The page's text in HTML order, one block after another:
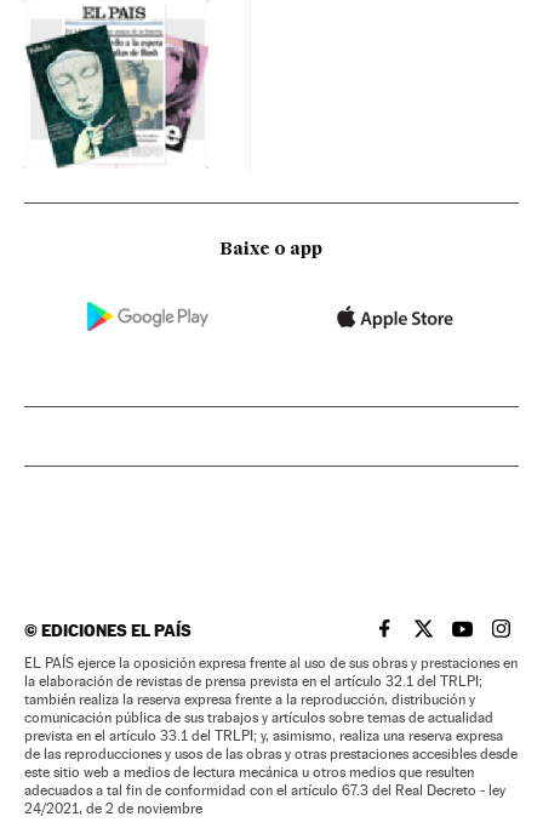
Baixe o app
©EDICIONES EL PAÍS EL PAÍS BRASIL EN
EL PAÍSEL PAÍS
EL
EL PAÍS ejerce la oposición expresa frente al uso de sus obras y prestaciones en
la elaboración de revistas de prensa prevista en el artículo 32.1 del TRLPI;
también realiza la reserva expresa frente a la reproducción, distribución y
comunicación pública de sus trabajos y artículos sobre temas de actualidad
prevista en el artículo 33.1 del TRLPI; y, asimismo, realiza una reserva expresa
de las reproducciones y usos de las obras y otras prestaciones accesibles desde
este sitio web a medios de lectura mecánica u otros medios que resulten
adecuados a tal fin de conformidad con el artículo 67.3 del Real Decreto - ley
24/2021, de 2 de noviembre